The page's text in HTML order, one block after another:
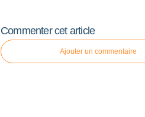
Commenter cet article
Ajouter un commentaire